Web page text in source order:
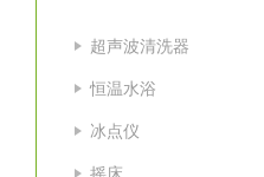
超声波清洗器
恒温水浴
冰点仪